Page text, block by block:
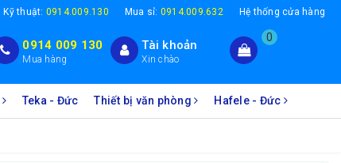
Kỹ thuật: 0914.009.130 Mua sỉ: 0914.009.632 Hệ thống cửa hàng
0914 009 130
Mua hàng
Tài khoản
Xin chào
0
Teka - Đức Thiết bị văn phòng Hafele - Đức